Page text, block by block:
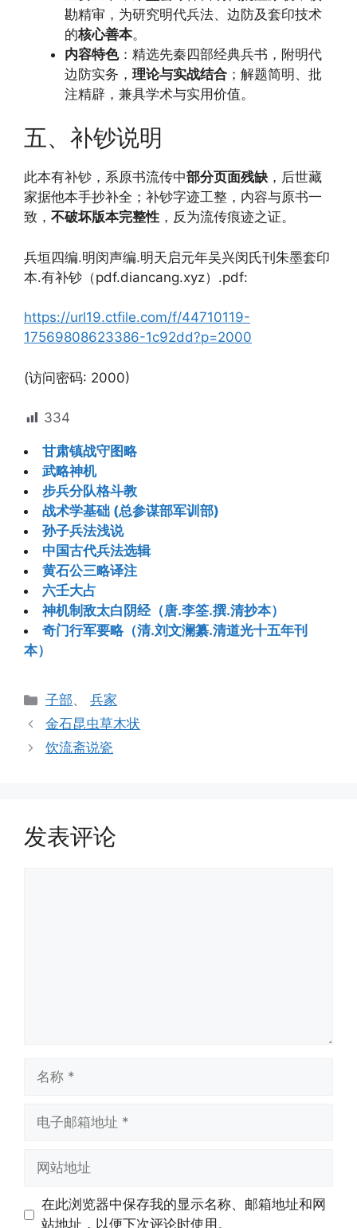
勘精审，为研究明代兵法、边防及套印技术
的核心善本。
内容特色：精选先秦四部经典兵书，附明代
边防实务， 理论与实战结合 ；解题简明、批
注精辟，兼具学术与实用价值。
五、补钞说明
此本有补钞，系原书流传中部分页面残缺 ，后世藏
家据他本手抄补全；补钞字迹工整，内容与原书一
致， 不破坏版本完整性 ，反为流传痕迹之证。
兵垣四编.明闵声编.明天启元年吴兴闵氏刊朱墨套印
本.有补钞（pdf.diancang.xyz）.pdf:
https://url19.ctfile.com/f/44710119-
17569808623386-1c92dd?p=2000
(访问密码: 2000)
334
甘肃镇战守图略
武略神机
步兵分队格斗教
战术学基础 (总参谋部军训部)
孙子兵法浅说
中国古代兵法选辑
黄石公三略译注
六壬大占
神机制敌太白阴经（唐.李筌.撰.清抄本）
奇门行军要略（清.刘文澜纂.清道光十五年刊
本）
分
类
子部、兵家
金石昆虫草木状
饮流斋说瓷
发表评论
址
址
在此浏览器中保存我的显示名称、邮箱地址和网
站地址，以便下次评论时使用。